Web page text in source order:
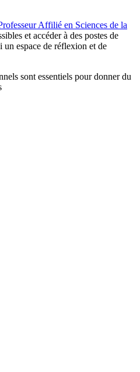
Affilié en Sciences de la
et accéder à des postes de
espace de réflexion et de
sont essentiels pour donner du